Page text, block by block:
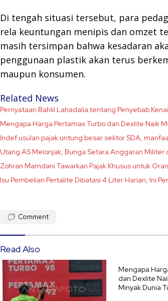
Di tengah situasi tersebut, para
rela keuntungan menipis dan omzet
masih tersimpan bahwa kesadaran
penggunaan plastik akan terus
maupun konsumen.
Related News
Pernyataan Bahlil Lahadalia tentang Penyebab
Mengapa Harga Pertamax Turbo dan Dexlite Naik
Indef usulan pajak untung besar sektor SDA,
Utang AS Melonjak, Bunga Setara Anggaran Militer
Zohran Mamdani Tawarkan Pajak Khusus untuk
Isu Pembelian Pertalite Dibatasi 4 Liter Harian, Ini
Comment
Read Also
Mengapa
dan Dexlite
Minyak Dunia